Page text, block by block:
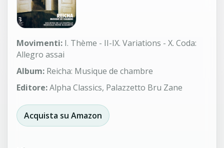
Movimenti: I. Thème - II-IX. Variations - X. Coda:
Allegro assai
Album: Reicha: Musique de chambre
Editore:Alpha Classics, Palazzetto Bru Zane
Acquista su Amazon